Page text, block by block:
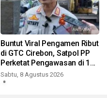
Buntut Viral Pengamen Ribut
di GTC Cirebon, Satpol PP
Perketat Pengawasan di 12
Titik Rawan
Sabtu, 8 Agustus 2026